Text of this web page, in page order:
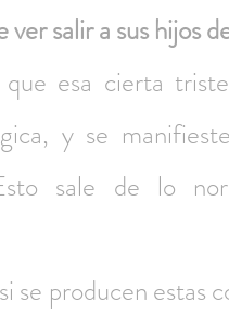
salir a sus hijos
esa cierta
y se
sale de lo
se producen estas